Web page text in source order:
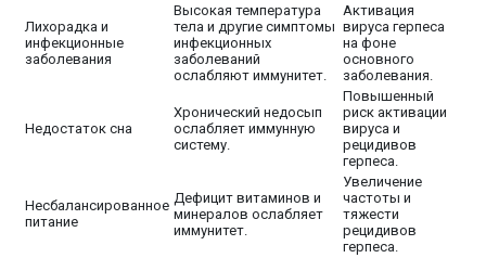
Лихорадка и
инфекционные
заболевания
Высокая температура
тела и другие симптомы
инфекционных
заболеваний
ослабляют иммунитет.
Активация
вируса герпеса
на фоне
основного
заболевания.
Недостаток сна
Хронический недосып
ослабляет иммунную
систему.
Повышенный
риск активации
вируса и
рецидивов
герпеса.
Несбалансированное
питание
Дефицит витаминов и
минералов ослабляет
иммунитет.
Увеличение
частоты и
тяжести
рецидивов
герпеса.